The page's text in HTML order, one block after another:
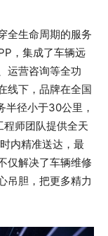
全生命周期的服务
，集成了车辆远
运营咨询等全功
线下，品牌在全国
径小于30公里，
师团队提供全天
内精准送达，最
仅解决了车辆维修
吊胆，把更多精力